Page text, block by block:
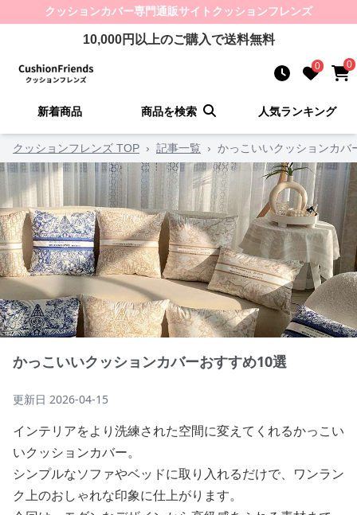
クッションカバー専門通販サイト クッションフレンズ
10,000円以上のご購入で送料無料
0 0
新着商品 商品を検索 人気ランキング
クッションフレンズ TOP › 記事一覧 › かっこいいクッションカバ
かっこいいクッションカバーおすすめ10選
更新日 2026-04-15
インテリアをより洗練された空間に変えてくれるかっこい
いクッションカバー。
シンプルなソファやベッドに取り入れるだけで、ワンラン
ク上のおしゃれな印象に仕上がります。